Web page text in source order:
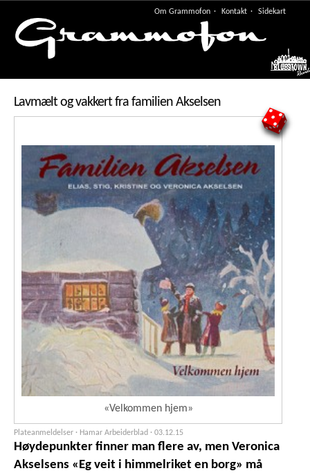
Om Grammofon Kontakt Sidekart
Meny
Lavmælt og vakkert fra familien Akselsen
«Velkommen hjem»
Plateanmeldelser · Hamar Arbeiderblad · 03.12.15
Høydepunkter finner man flere av, men Veronica
Akselsens «Eg veit i himmelriket en borg» må